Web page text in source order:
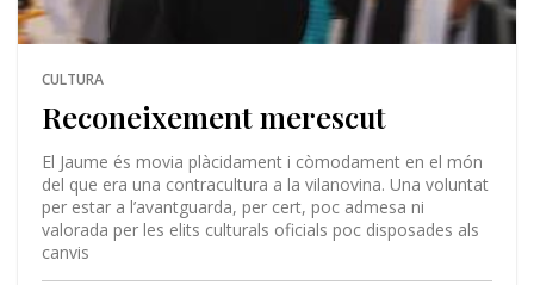
CULTURA
Reconeixement merescut
El Jaume és movia plàcidament i còmodament en el món
del que era una contracultura a la vilanovina. Una voluntat
per estar a l’avantguarda, per cert, poc admesa ni
valorada per les elits culturals oficials poc disposades als
canvis